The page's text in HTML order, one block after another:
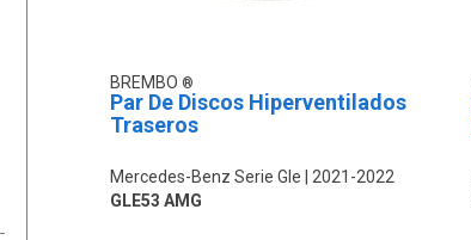
BREMBO
Par De Discos Hiperventilados
Traseros
Mercedes-Benz Serie Gle
2021-2022
GLE53 AMG